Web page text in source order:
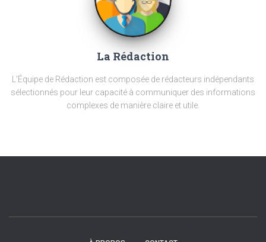
La Rédaction
L'Équipe de Rédaction est composée de rédacteurs indépendants
sélectionnés pour leur capacité à communiquer des informations
complexes de manière claire et utile.